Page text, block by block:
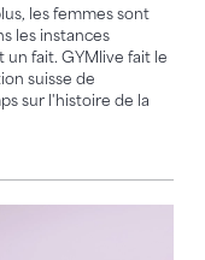
les femmes sont
les instances
un fait. GYMlive fait le
suisse de
sur l'histoire de la